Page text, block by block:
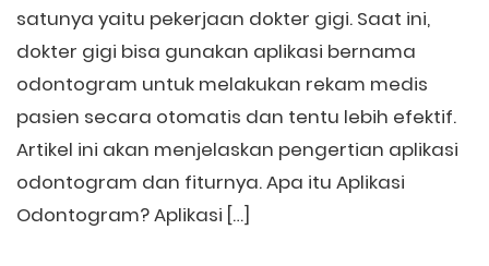
satunya yaitu pekerjaan dokter gigi. Saat ini,
dokter gigi bisa gunakan aplikasi bernama
odontogram untuk melakukan rekam medis
pasien secara otomatis dan tentu lebih efektif.
Artikel ini akan menjelaskan pengertian aplikasi
odontogram dan fiturnya. Apa itu Aplikasi
Odontogram? Aplikasi […]